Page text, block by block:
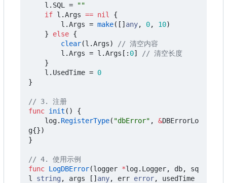
l . SQL =
""
if l .Args == nil
{
l .Args = make([] any, 0, 10)
}
else {
clear(l .Args)
// 清空内容
l .Args = l .Args [: 0]
// 清空长度
}
l . UsedTime = 0
}
// 3. 注册
func init ()
{
log. RegisterType( "dbError" , &DBErrorLo
g{})
}
// 4. 使用示例
func LogDBError(logger *log. Logger, db,
sq
l
string , args [] any, err error,
usedTime